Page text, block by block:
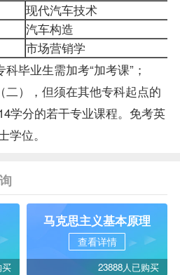
现代汽车技术
汽车构造
市场营销学
科毕业生需加考“加考课”；
二），但须在其他专科起点的
学分的若干专业课程。免考英
位。
买
马克思主义基本原理
查看详情
23888人已购买